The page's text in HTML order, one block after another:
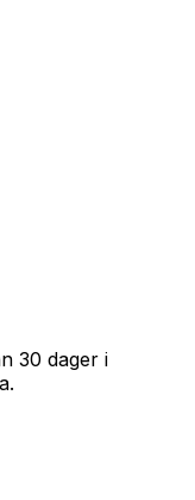
30 dager i